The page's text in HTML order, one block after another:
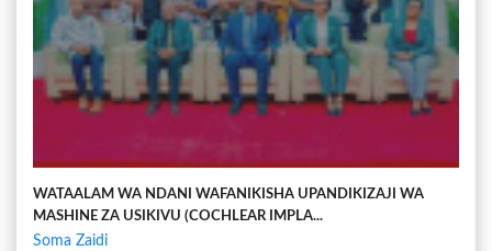
WATAALAM WA NDANI WAFANIKISHA UPANDIKIZAJI WA
MASHINE ZA USIKIVU (COCHLEAR IMPLA...
Soma Zaidi